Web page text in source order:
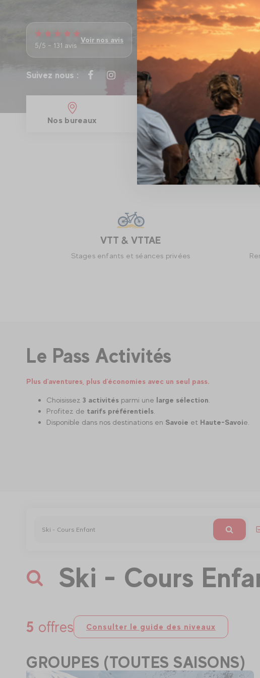
5/5 - 131 avis
Voir nos avis
Suivez nous :
Nos bureaux Notre
Randonnée Saveurs d'Alpage
Rencontre d'un éleveur et dégustation de Beaufort.
Le Pass Activités
Plus d'aventures, plus d'économies avec un seul pass.
Choisissez 3 activités parmi une large sélection
Profitez de tarifs préférentiels
Disponible dans nos destinations en Savoie et Haute-Savoie.
Ski - Cours
5 offres Consulter le guide des niveaux
GROUPES (TOUTES SAISONS)